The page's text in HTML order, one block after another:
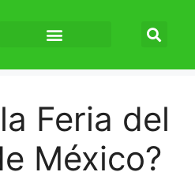
Feria del
México?